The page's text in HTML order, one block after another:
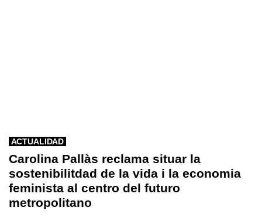
ACTUALIDAD
Carolina Pallàs reclama situar la
sostenibilitdad de la vida i la economia
feminista al centro del futuro
metropolitano